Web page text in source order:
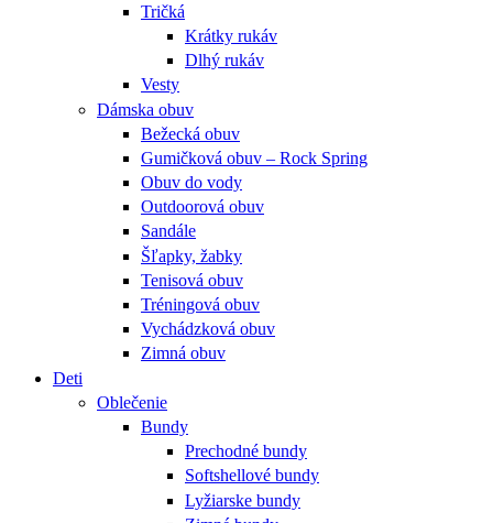
Tričká
Krátky rukáv
Dlhý rukáv
Vesty
Dámska obuv
Bežecká obuv
Gumičková obuv – Rock Spring
Obuv do vody
Outdoorová obuv
Sandále
Šľapky, žabky
Tenisová obuv
Tréningová obuv
Vychádzková obuv
Zimná obuv
Deti
Oblečenie
Bundy
Prechodné bundy
Softshellové bundy
Lyžiarske bundy